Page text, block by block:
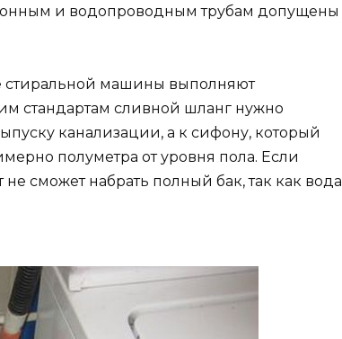
и водопроводным трубам допущены
стиральной машины выполняют
стандартам сливной шланг нужно
канализации, а к сифону, который
полуметра от уровня пола. Если
сможет набрать полный бак, так как вода